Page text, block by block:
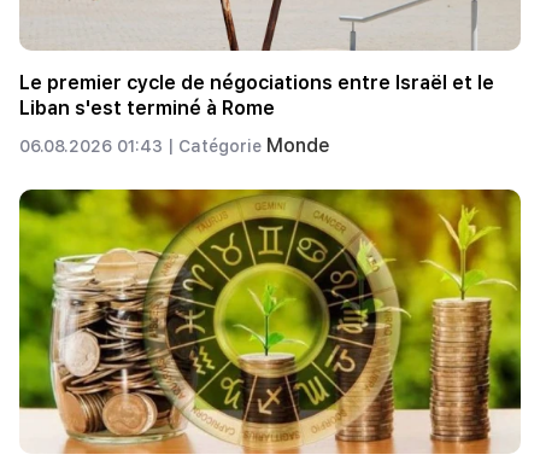
Le premier cycle de négociations entre Israël et le
Liban s'est terminé à Rome
06.08.2026 01:43 | Catégorie Monde